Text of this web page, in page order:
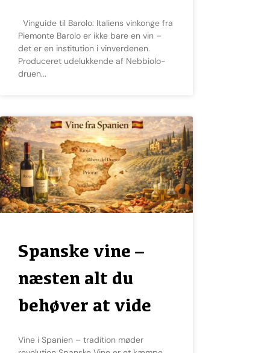
Vinguide til Barolo: Italiens vinkonge fra
Piemonte Barolo er ikke bare en vin –
det er en institution i vinverdenen.
Produceret udelukkende af Nebbiolo-
druen
Spanske vine –
næsten alt du
behøver at vide
Vine i Spanien – tradition møder